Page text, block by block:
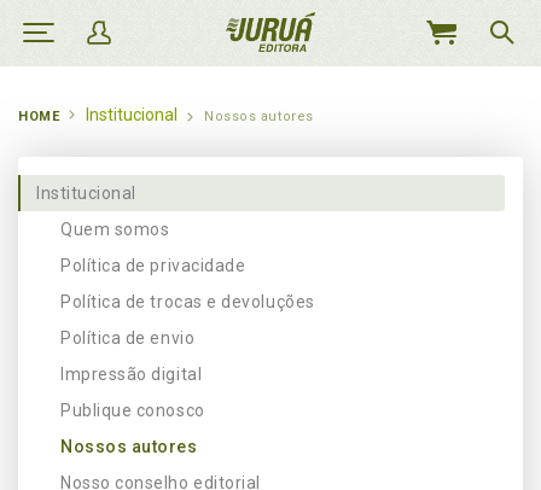
MEU
HOME Institucional Nossos autores
Institucional
Quem somos
Política de privacidade
Política de trocas e devoluções
Política de envio
Impressão digital
Publique conosco
Nossos autores
Nosso conselho editorial